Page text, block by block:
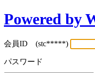
Powered by
会員ID (stc*****)
パスワード